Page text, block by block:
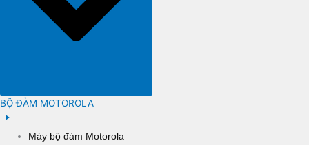
BỘ ĐÀM MOTOROLA
Máy bộ đàm Motorola